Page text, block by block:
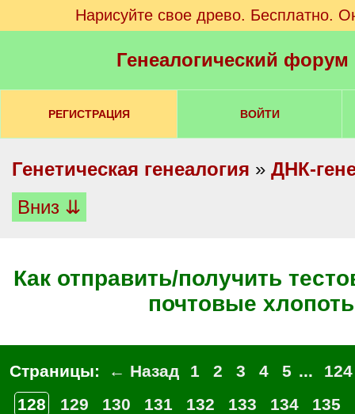
Нарисуйте свое древо. Бесплатно.
Генеалогический
РЕГИСТРАЦИЯ ВОЙТИ
Генетическая генеалогия » ДНК-
Вниз ⇊
Как отправить/получить
почтовые
Страницы: ← Назад 1 2 3 4 5 ...
124
128
129 130 131 132 133 134 135